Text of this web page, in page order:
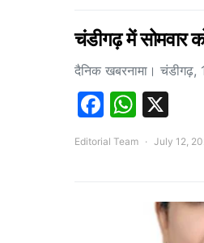
चंडीगढ़ में सोमवार
दैनिक खबरनामा।
Editorial Team July 12,